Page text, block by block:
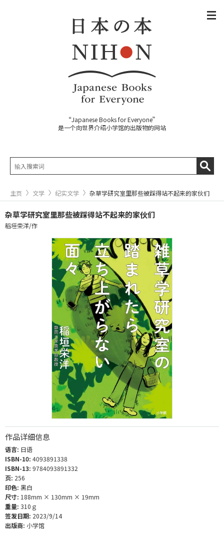
“Japanese Books for Everyone”
是一个向世界介绍小学馆的出版物的网站
主页 文学 纪实文学 杂草学研究室里那些被踩得站不起来的家伙们
杂草学研究室里那些被踩得站不起来的家伙们
稻垣荣洋/作
作品详细信息
语言: 日语
ISBN-10: 4093891338
ISBN-13: 9784093891332
页: 256
印色: 黑白
尺寸: 188mm × 130mm × 19mm
重量: 310ｇ
签发日期: 2023/9/14
出版商: 小学馆